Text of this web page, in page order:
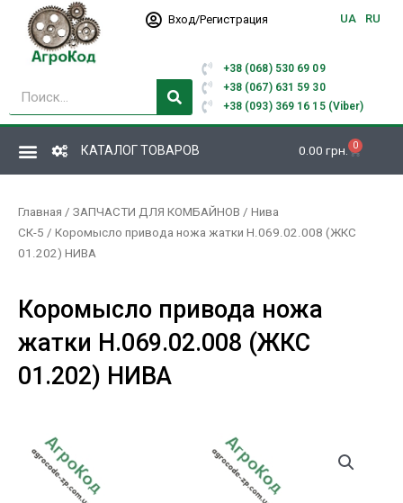
Перейти
содержимому
Вход/Регистрация UA RU
Поиск
+38 (068) 530 69 09
+38 (067) 631 59 30
+38 (093) 369 16 15 (Viber)
КАТАЛОГ ТОВАРОВ 0.00 грн. 0
Корзина
Главная / ЗАПЧАСТИ ДЛЯ КОМБАЙНОВ / Нива
СК-5 / Коромысло привода ножа жатки Н.069.02.008 (ЖКС
01.202) НИВА
Коромысло привода ножа
жатки Н.069.02.008 (ЖКС
01.202) НИВА